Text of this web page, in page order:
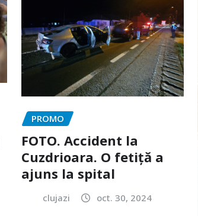
PROMO
FOTO. Accident la
Cuzdrioara. O fetiță a
ajuns la spital
clujazi oct. 30, 2024